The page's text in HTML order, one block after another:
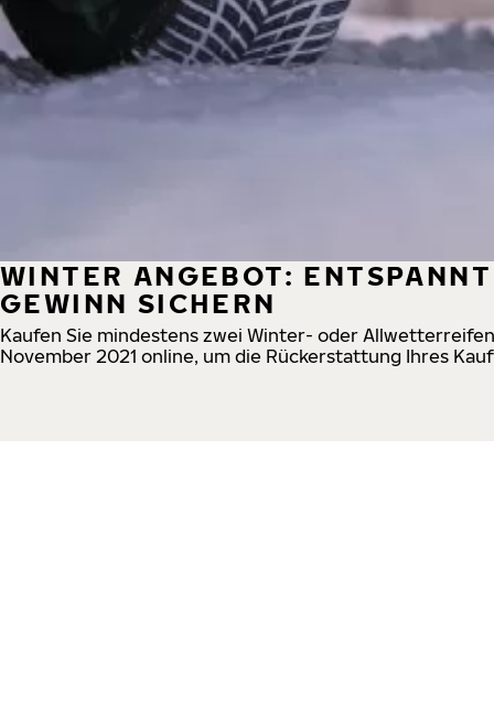
WINTER ANGEBOT:
GEWINN SICHERN
Kaufen Sie mindestens zwei Winter- oder
November 2021 online, um die Rückerstattung Ihres